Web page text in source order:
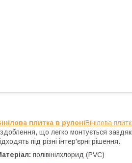
плитка в рулоніВінілова
що легко монтується
під різні інтер'єрні рішення.
полівінілхлорид (PVC)